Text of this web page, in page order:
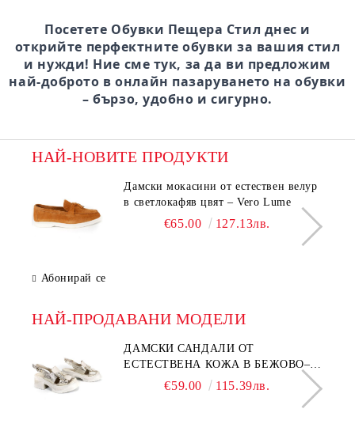
Посетете Обувки Пещера Стил днес и
открийте перфектните обувки за вашия стил
и нужди! Ние сме тук, за да ви предложим
най-доброто в онлайн пазаруването на обувки
– бързо, удобно и сигурно.
НАЙ-НОВИТЕ ПРОДУКТИ
Дамски мокасини от естествен велур
в светлокафяв цвят – Vero Lume
€65.00 127.13лв.
Абонирай се
НАЙ-ПРОДАВАНИ МОДЕЛИ
ДАМСКИ САНДАЛИ ОТ
ЕСТЕСТВЕНА КОЖА В БЕЖОВО–
МОДЕЛ NOVA.
€59.00 115.39лв.